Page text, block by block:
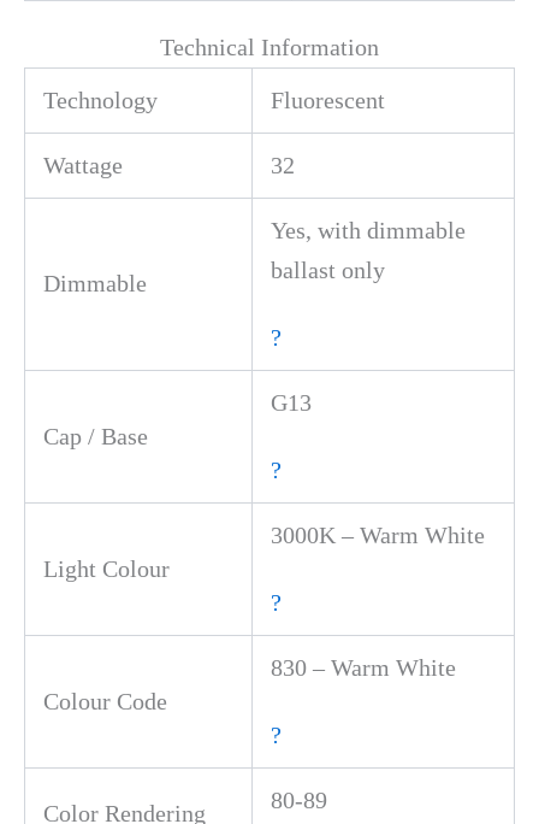
Technical Information
Technology
Fluorescent
Wattage 32
Dimmable
Yes, with dimmable
ballast only
?
Cap / Base
G13
?
Light Colour
3000K – Warm White
?
Colour Code
830 – Warm White
?
Color Rendering 80-89